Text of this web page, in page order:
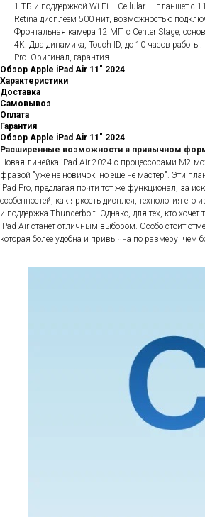
1 ТБ и поддержкой Wi-Fi + Cellular — планшет с
Retina дисплеем 500 нит, возможностью
Фронтальная камера 12 МП с Center Stage,
4K. Два динамика, Touch ID, до 10 часов работы.
Pro. Оригинал, гарантия.
Обзор Apple iPad Air 11" 2024
Характеристики
Доставка
Самовывоз
Оплата
Гарантия
Обзор Apple iPad Air 11" 2024
Расширенные возможности в привычном
Новая линейка iPad Air 2024 с процессорами M2
фразой "уже не новичок, но ещё не мастер". Эти
iPad Pro, предлагая почти тот же функционал, за
особенностей, как яркость дисплея, технология его
и поддержка Thunderbolt. Однако, для тех, кто хочет
iPad Air станет отличным выбором. Особо стоит
которая более удобна и привычна по размеру, чем